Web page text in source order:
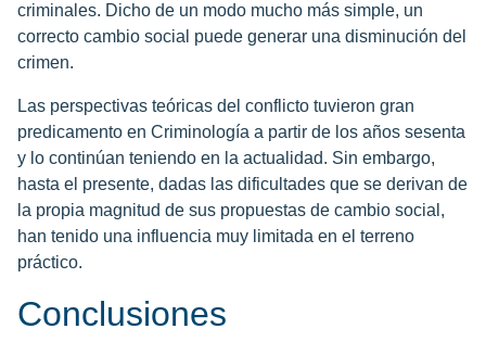
criminales. Dicho de un modo mucho más simple, un
correcto cambio social puede generar una disminución del
crimen.
Las perspectivas teóricas del conflicto tuvieron gran
predicamento en Criminología a partir de los años sesenta
y lo continúan teniendo en la actualidad. Sin embargo,
hasta el presente, dadas las dificultades que se derivan de
la propia magnitud de sus propuestas de cambio social,
han tenido una influencia muy limitada en el terreno
práctico.
Conclusiones